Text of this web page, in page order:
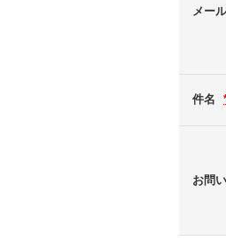
メー
件名
お問